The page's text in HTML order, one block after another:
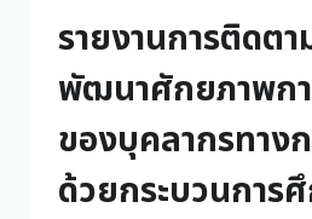
รายงานการติดต
พัฒนาศักยภาพก
ของบุคลากรทาง
ด้วยกระบวนการ